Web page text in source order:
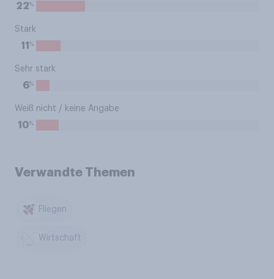
22%
Stark
11 %
Sehr stark
6%
Weiß nicht / keine Angabe
10%
Verwandte Themen
Fliegen
Wirtschaft